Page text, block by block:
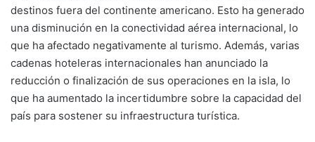
destinos fuera del continente americano. Esto ha generado
una disminución en la conectividad aérea internacional, lo
que ha afectado negativamente al turismo. Además, varias
cadenas hoteleras internacionales han anunciado la
reducción o finalización de sus operaciones en la isla, lo
que ha aumentado la incertidumbre sobre la capacidad del
país para sostener su infraestructura turística.